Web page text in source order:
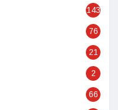
143
76
21
2
66